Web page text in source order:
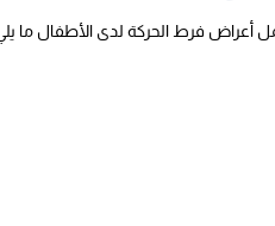
أعراض فرط الحركة لدى الأطفال ما